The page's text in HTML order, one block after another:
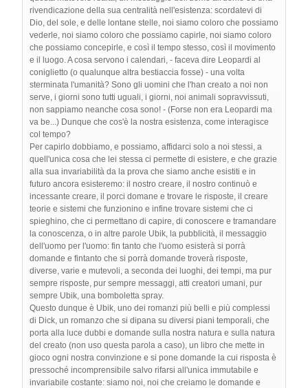
rivendicazione della sua centralità nell'esistenza: scordatevi di
Dio, del sole, e delle lontane stelle, noi siamo coloro che possiamo
vederle, noi siamo coloro che possiamo capirle, noi siamo coloro
che possiamo concepirle, e così il tempo stesso, così il movimento
e il luogo. A cosa servono i calendari, - faceva dire Leopardi al
coniglietto (o qualunque altra bestiaccia fosse) - una volta
sterminata l'umanità? Sono gli uomini che l'han creato a noi non
serve, i giorni sono tutti uguali, i giorni, noi animali sopravvissuti,
non sappiamo neanche cosa sono! - (Forse non era Leopardi ma
va be...) Dunque che cos'è la nostra esistenza, come interagisce
col tempo?
Per capirlo dobbiamo, e possiamo, affidarci solo a noi stessi, a
quell'unica cosa che lei stessa ci permette di esistere, e che grazie
alla sua invariabilità da la prova che siamo anche esistiti e in
futuro ancora esisteremo: il nostro creare, il nostro continuò e
incessante creare, il porci domane e trovare le risposte, il creare
teorie e sistemi che funzionino e infine trovare sistemi che ci
spieghino, che ci permettano di capire, di conoscere e tramandare
la conoscenza, o in altre parole Ubik, la pubblicità, il messaggio
dell'uomo per l'uomo: fin tanto che l'uomo esisterà si porrà
domande e fintanto che si porrà domande troverà risposte,
diverse, varie e mutevoli, a seconda dei luoghi, dei tempi, ma pur
sempre risposte, pur sempre messaggi, atti creatori umani, pur
sempre Ubik, una bomboletta spray.
Questo dunque è Ubik, uno dei romanzi più belli e più complessi
di Dick, un romanzo che si dipana su diversi piani temporali, che
porta alla luce dubbi e domande sulla nostra natura e sulla natura
del creato (non uso questa parola a caso), un libro che mette in
gioco ogni nostra convinzione e si pone domande la cui risposta è
pressoché incomprensibile salvo rifarsi all'unica immutabile e
invariabile costante: siamo noi, noi che creiamo le domande e